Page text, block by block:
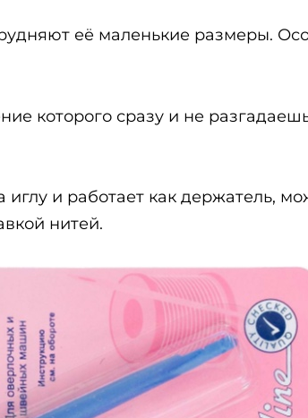
её маленькие размеры.
которого сразу и не
и работает как держатель,
нитей.